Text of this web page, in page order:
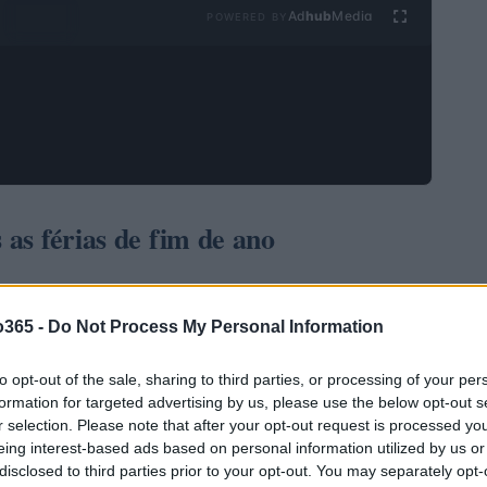
- Do Not Process My Personal Information
opt-out of the sale, sharing to third parties, or processing of your
for targeted advertising by us, please use the below opt-out
selection. Please note that after your opt-out request is processed
interest-based ads based on personal information utilized by us
to third parties prior to your opt-out. You may separately
Ad hubMedia
férias de fim de ano
abertura encorajadora após o intervalo do Dia de
sobre o impacto das políticas econômicas
6.031 pontos.O Nasdaq 100 também registrou
0,45%, permanecendo um pouco acima da paridade